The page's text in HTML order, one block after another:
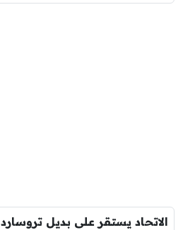
الاتحاد يستقر على بديل تروسارد